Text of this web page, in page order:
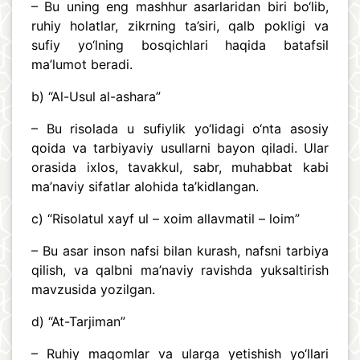
– Bu uning eng mashhur asarlaridan biri bo‘lib,
ruhiy holatlar, zikrning ta’siri, qalb pokligi va
sufiy yo‘lning bosqichlari haqida batafsil
ma’lumot beradi.
b) “Al-Usul al-ashara”
– Bu risolada u sufiylik yo‘lidagi o‘nta asosiy
qoida va tarbiyaviy usullarni bayon qiladi. Ular
orasida ixlos, tavakkul, sabr, muhabbat kabi
ma’naviy sifatlar alohida ta’kidlangan.
c) “Risolatul xayf ul – xoim allavmatil – loim”
– Bu asar inson nafsi bilan kurash, nafsni tarbiya
qilish, va qalbni ma’naviy ravishda yuksaltirish
mavzusida yozilgan.
d) “At-Tarjiman”
– Ruhiy maqomlar va ularga yetishish yo‘llari